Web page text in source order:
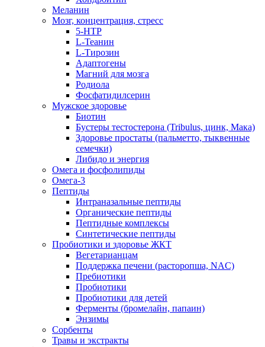
Меланин
Мозг, концентрация, стресс
5-HTP
L-Теанин
L-Тирозин
Адаптогены
Магний для мозга
Родиола
Фосфатидилсерин
Мужское здоровье
Биотин
Бустеры тестостерона (Tribulus, цинк, Мака)
Здоровье простаты (пальметто, тыквенные
семечки)
Либидо и энергия
Омега и фосфолипиды
Омега-3
Пептиды
Интраназальные пептиды
Органические пептиды
Пептидные комплексы
Синтетические пептиды
Пробиотики и здоровье ЖКТ
Вегетарианцам
Поддержка печени (расторопша, NAC)
Пребиотики
Пробиотики
Пробиотики для детей
Ферменты (бромелайн, папаин)
Энзимы
Сорбенты
Травы и экстракты